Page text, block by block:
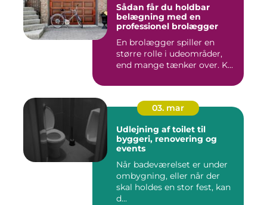
Sådan får du holdbar
belægning med en
professionel brolægger
En brolægger spiller en
større rolle i udeområder,
end mange tænker over. K...
03. mar
Udlejning af toilet til
byggeri, renovering og
events
Når badeværelset er under
ombygning, eller når der
skal holdes en stor fest, kan
d...